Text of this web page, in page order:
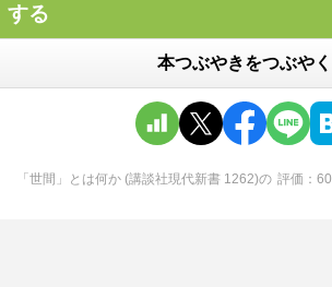
する
本つぶやきをつぶやく
「世間」とは何か (講談社現代新書 1262)の 評価 60